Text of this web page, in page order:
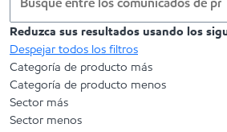
Reduzca sus resultados usando los
Despejar todos los filtros
Categoría de producto más
Categoría de producto menos
Sector más
Sector menos